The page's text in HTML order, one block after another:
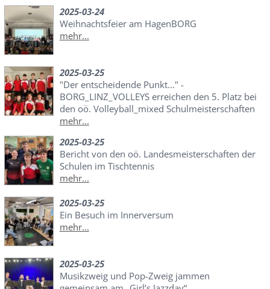
2025-03-24
Weihnachtsfeier am HagenBORG
mehr...
2025-03-25
"Der entscheidende Punkt..." -
BORG_LINZ_VOLLEYS erreichen den 5. Platz bei
den oö. Volleyball_mixed Schulmeisterschaften
mehr...
2025-03-25
Bericht von den oö. Landesmeisterschaften der
Schulen im Tischtennis
mehr...
2025-03-25
Ein Besuch im Innerversum
mehr...
2025-03-25
Musikzweig und Pop-Zweig jammen